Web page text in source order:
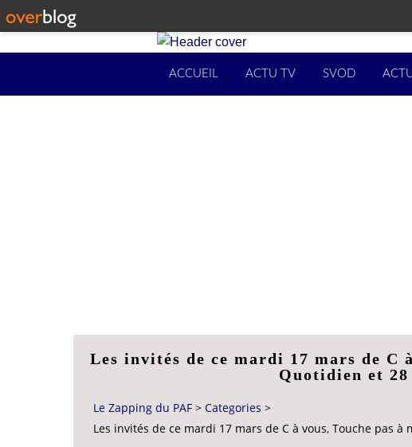
ACCUEIL ACTU TV SVOD
Les invités de ce mardi 17 mars de C
Quotidien et
Le Zapping du PAF > Categories >
Les invités de ce mardi 17 mars de C à vous, Touche pas